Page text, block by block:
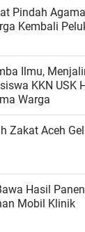
Pindah
Kembali
Ilmu,
KKN USK
Warga
Zakat Aceh
Hasil
Mobil Klinik